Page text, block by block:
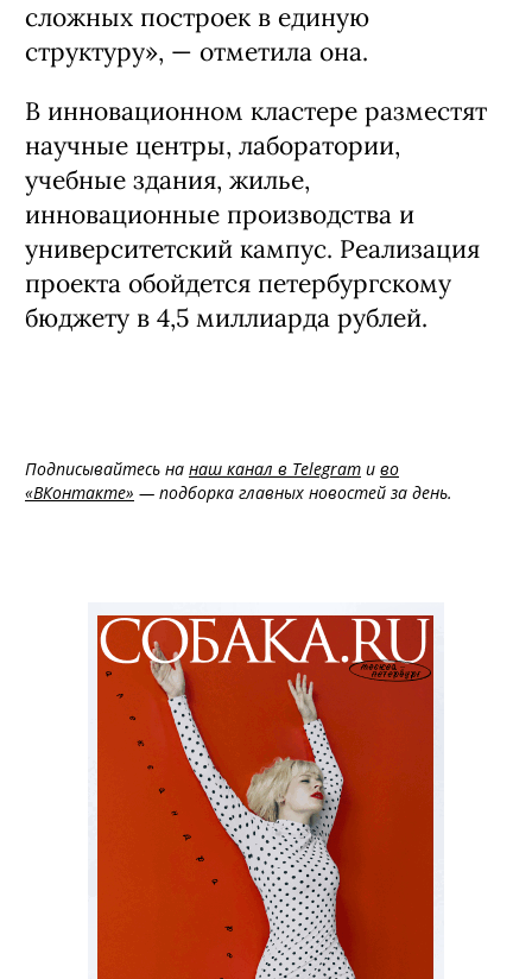
сложных построек в единую
структуру», — отметила она.
В инновационном кластере разместят
научные центры, лаборатории,
учебные здания, жилье,
инновационные производства и
университетский кампус. Реализация
проекта обойдется петербургскому
бюджету в 4,5 миллиарда рублей.
Подписывайтесь на наш канал в Telegram и во
«ВКонтакте» — подборка главных новостей за день.